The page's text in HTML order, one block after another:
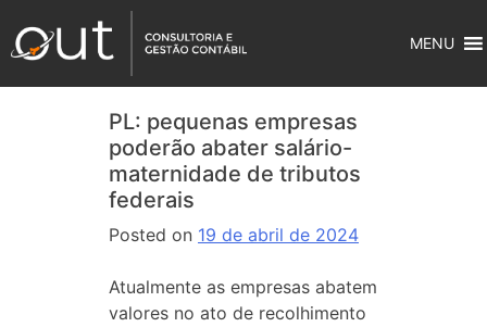
MENU
PL: pequenas empresas
poderão abater salário-
maternidade de tributos
federais
Posted on 19 de abril de 2024
Atualmente as empresas abatem
valores no ato de recolhimento